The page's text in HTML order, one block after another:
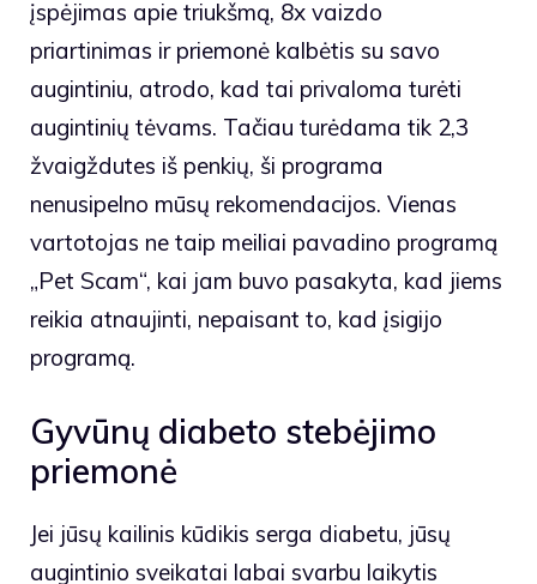
įspėjimas apie triukšmą, 8x vaizdo
priartinimas ir priemonė kalbėtis su savo
augintiniu, atrodo, kad tai privaloma turėti
augintinių tėvams. Tačiau turėdama tik 2,3
žvaigždutes iš penkių, ši programa
nenusipelno mūsų rekomendacijos. Vienas
vartotojas ne taip meiliai pavadino programą
„Pet Scam“, kai jam buvo pasakyta, kad jiems
reikia atnaujinti, nepaisant to, kad įsigijo
programą.
Gyvūnų diabeto stebėjimo
priemonė
Jei jūsų kailinis kūdikis serga diabetu, jūsų
augintinio sveikatai labai svarbu laikytis